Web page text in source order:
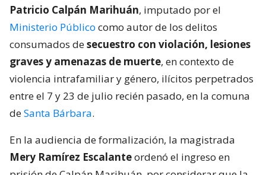
Patricio Calpán Marihuán, imputado por el
Ministerio Público como autor de los delitos
consumados desecuestro con violación, lesiones
graves y amenazas de muerte, en contexto de
violencia intrafamiliar y género, ilícitos perpetrados
entre el 7 y 23 de julio recién pasado, en la comuna
deSanta Bárbara.
En la audiencia de formalización, la magistrada
Mery Ramírez Escalanteordenó el ingreso en